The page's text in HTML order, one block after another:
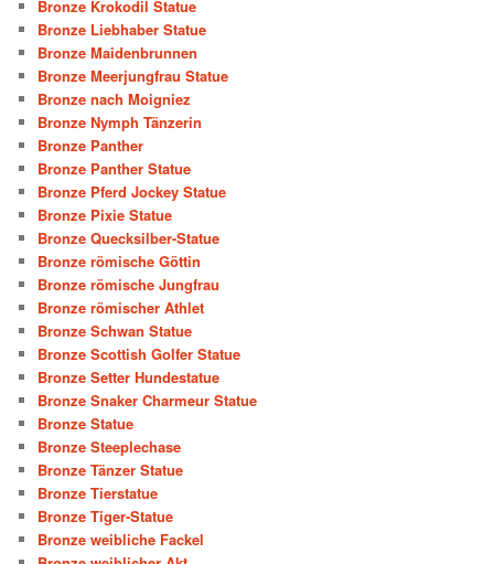
Bronze Krokodil Statue
Bronze Liebhaber Statue
Bronze Maidenbrunnen
Bronze Meerjungfrau Statue
Bronze nach Moigniez
Bronze Nymph Tänzerin
Bronze Panther
Bronze Panther Statue
Bronze Pferd Jockey Statue
Bronze Pixie Statue
Bronze Quecksilber-Statue
Bronze römische Göttin
Bronze römische Jungfrau
Bronze römischer Athlet
Bronze Schwan Statue
Bronze Scottish Golfer Statue
Bronze Setter Hundestatue
Bronze Snaker Charmeur Statue
Bronze Statue
Bronze Steeplechase
Bronze Tänzer Statue
Bronze Tierstatue
Bronze Tiger-Statue
Bronze weibliche Fackel